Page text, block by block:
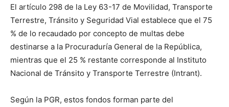
El artículo 298 de la Ley 63-17 de Movilidad, Transporte
Terrestre, Tránsito y Seguridad Vial establece que el 75
% de lo recaudado por concepto de multas debe
destinarse a la Procuraduría General de la República,
mientras que el 25 % restante corresponde al Instituto
Nacional de Tránsito y Transporte Terrestre (Intrant).
Según la PGR, estos fondos forman parte del